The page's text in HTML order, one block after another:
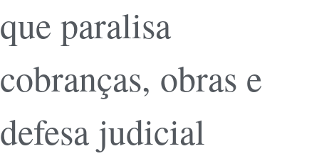
que paralisa
cobranças, obras e
defesa judicial